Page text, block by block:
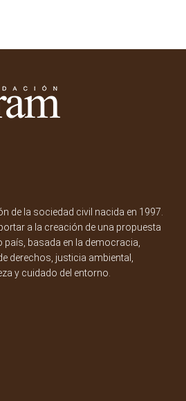
de la sociedad civil nacida en 1997.
a la creación de una propuesta
país, basada en la democracia,
derechos, justicia ambiental,
y cuidado del entorno.